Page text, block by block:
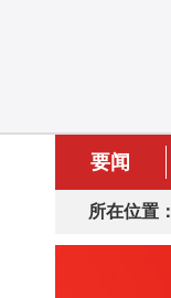
要闻
所在位置：